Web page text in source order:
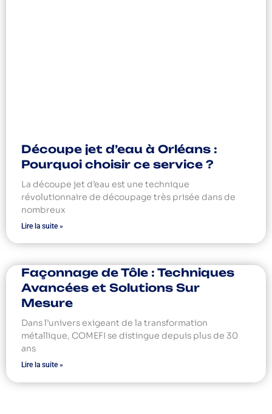
Découpe jet d’eau à Orléans :
Pourquoi choisir ce service ?
La découpe jet d’eau est une technique
révolutionnaire de découpage très prisée dans de
nombreux
Lire la suite »
Façonnage de Tôle : Techniques
Avancées et Solutions Sur
Mesure
Dans l’univers exigeant de la transformation
métallique, COMEFI se distingue depuis plus de 30
ans
Lire la suite »